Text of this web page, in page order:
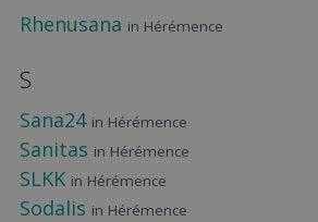
Rhenusana in Hérémence
S
Sana24 in Hérémence
Sanitas in Hérémence
SLKK in Hérémence
Sodalis in Hérémence